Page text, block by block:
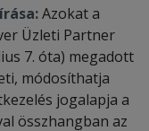
Azokat a
Üzleti Partner
7. óta) megadott
módosíthatja
jogalapja a
összhangban az